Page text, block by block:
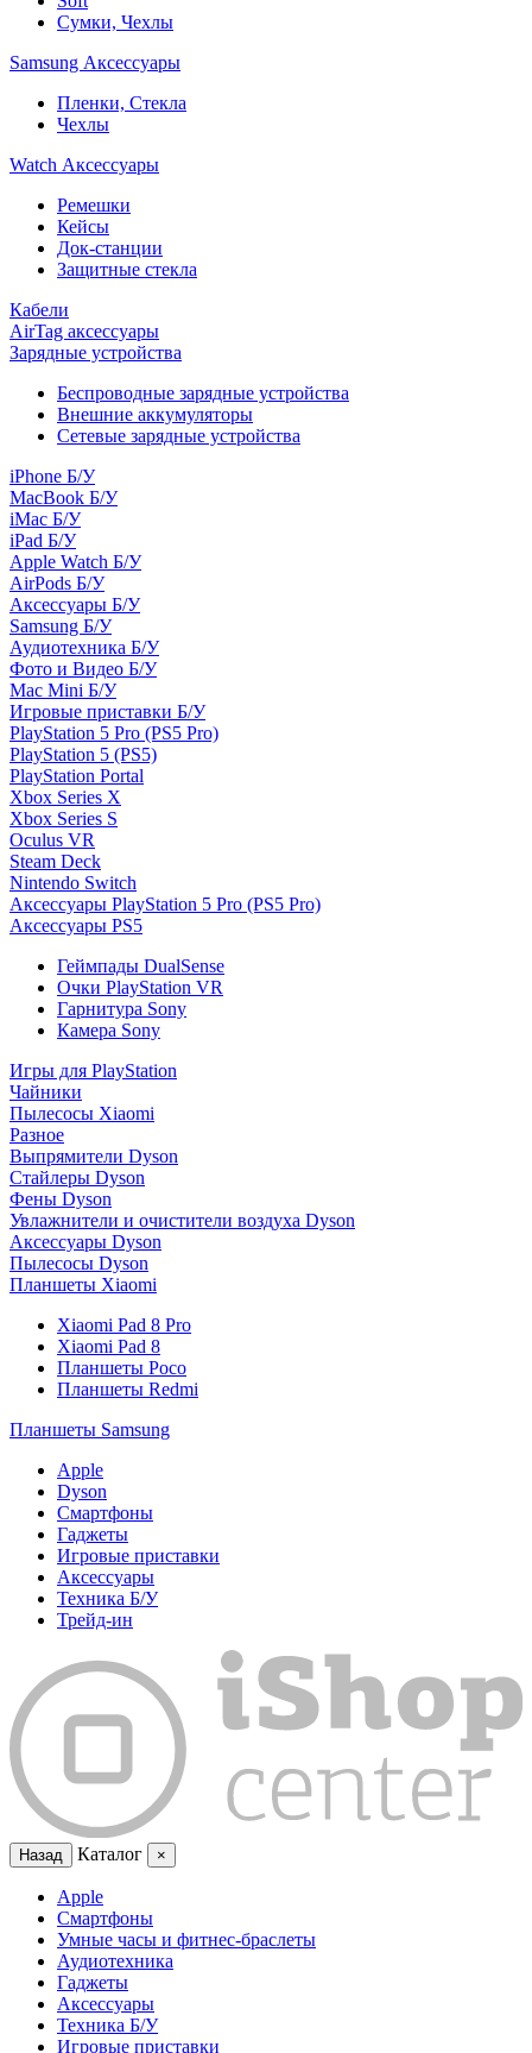
Сумки, Чехлы
Samsung Аксессуары
Пленки, Стекла
Чехлы
Watch Аксессуары
Ремешки
Кейсы
Док-станции
Защитные стекла
Кабели
AirTag аксессуары
Зарядные устройства
Беспроводные зарядные устройства
Внешние аккумуляторы
Сетевые зарядные устройства
iPhone Б/У
MacBook Б/У
iMac Б/У
iPad Б/У
Apple Watch Б/У
AirPods Б/У
Аксессуары Б/У
Samsung Б/У
Аудиотехника Б/У
Фото и Видео Б/У
Mac Mini Б/У
Игровые приставки Б/У
PlayStation 5 Pro (PS5 Pro)
PlayStation 5 (PS5)
PlayStation Portal
Xbox Series X
Xbox Series S
Oculus VR
Steam Deck
Nintendo Switch
Аксессуары PlayStation 5 Pro (PS5 Pro)
Аксессуары PS5
Геймпады DualSense
Очки PlayStation VR
Гарнитура Sony
Камера Sony
Игры для PlayStation
Чайники
Пылесосы Xiaomi
Разное
Выпрямители Dyson
Стайлеры Dyson
Фены Dyson
Увлажнители и очистители воздуха Dyson
Аксессуары Dyson
Пылесосы Dyson
Планшеты Xiaomi
Xiaomi Pad 8 Pro
Xiaomi Pad 8
Планшеты Poco
Планшеты Redmi
Планшеты Samsung
Apple
Dyson
Смартфоны
Гаджеты
Игровые приставки
Аксессуары
Техника Б/У
Трейд-ин
Назад Каталог ×
Apple
Смартфоны
Умные часы и фитнес-браслеты
Аудиотехника
Гаджеты
Аксессуары
Техника Б/У
Игровые приставки